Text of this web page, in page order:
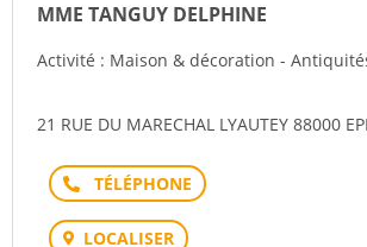
MME TANGUY DELPHINE
Activité : Maison & décoration -
21 RUE DU MARECHAL LYAUTEY 88000
Téléphone
LOCALISER